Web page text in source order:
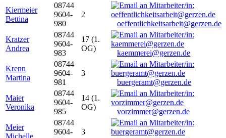
Kiermeier
Bettina
08744
9604-
980
2
oeffentlichkeitsarbeit@gerzen.de
Kratzer
Andrea
08744
9604-
983
17 (1.
OG)
kaemmerei@gerzen.de
Krenn
Martina
08744
9604-
981
3
buergeramt@gerzen.de
Maier
Veronika
08744
9604-
985
14 (1.
OG)
vorzimmer@gerzen.de
Meier
Michelle
08744
9604-
3